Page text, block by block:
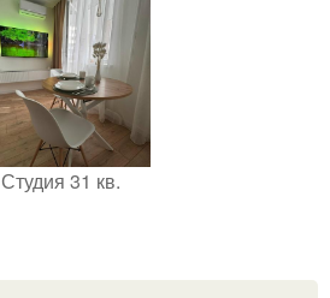
Студия 31 кв.